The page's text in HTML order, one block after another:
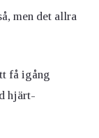
men det allra
få igång
hjärt-